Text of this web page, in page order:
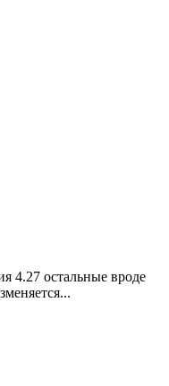
4.27 остальные вроде